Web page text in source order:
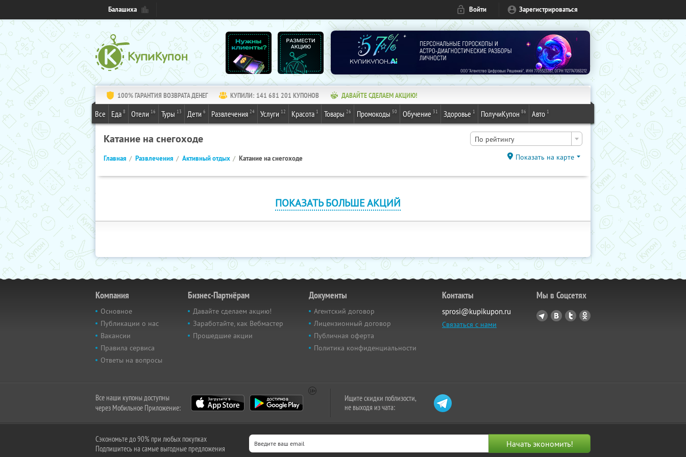
Балашиха Войти Зарегистрироваться
100% ГАРАНТИЯ ВОЗВРАТА ДЕНЕГ КУПИЛИ: 141 681 201 КУПОНОВ ДАВАЙТЕ СДЕЛАЕМ АКЦИЮ!
Все Еда 8 Отели 16 Туры 13 Дети 6 Развлечения 24 Услуги 12 Красота 1 Товары 26 Промокоды 50 Обучение 31 Здоровье 1 ПолучиКупон 86 Авто 1
Катание на снегоходе По рейтингу
Главная Развлечения Активный отдых Катание на снегоходе Показать на карте
ПОКАЗАТЬ БОЛЬШЕ АКЦИЙ
Компания
Основное
Публикации о нас
Вакансии
Правила сервиса
Ответы на вопросы
Бизнес-Партнёрам
Давайте сделаем акцию!
Заработайте, как Вебмастер
Прошедшие акции
Документы
Агентский договор
Лицензионный договор
Публичная оферта
Политика конфиденциальности
Контакты
sprosi@kupikupon.ru
Связаться с нами
Мы в Соцсетях
Все наши купоны доступны
через Мобильное Приложение:
Ищите скидки поблизости,
не выходя из чата:
Сэкономьте до 90% при любых покупках
Подпишитесь на самые выгодные предложения